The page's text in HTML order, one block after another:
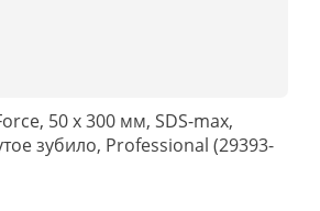
50 x 300 мм, SDS-max,
зубило, Professional (29393-